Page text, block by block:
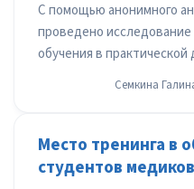
С помощью анонимного
проведено
обучения в практической
Семкина
Место тренинга в
студентов медиков